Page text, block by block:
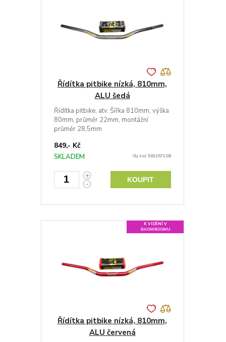
Řídítka pitbike nízká, 810mm,
ALU šedá
Řídítka pitbike, atv. Šířka 810mm, výška
80mm, průměr 22mm, montážní
průměr 28,5mm
849,- Kč
SKLADEM Obj. kód: 5032571GR
KOUPIT
K VIDĚNÍ V
SHOWROOMU
Řídítka pitbike nízká, 810mm,
ALU červená